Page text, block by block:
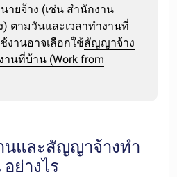
ายจ้าง (เช่น สำนักงาน
) ตามวันและเวลาทำงานที่
งานอาจเลือกใช้สัญญาจ้าง
านที่บ้าน (Work from
นและสัญญาจ้างทำ
ย่างไร